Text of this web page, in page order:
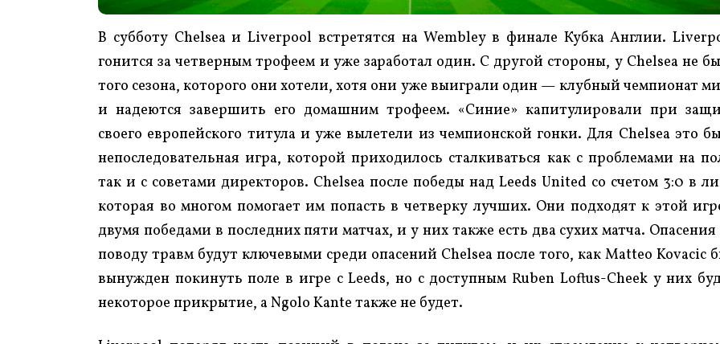
В субботу Chelsea и Liverpool встретятся на Wembley в финале Кубка Англии.
гонится за четверным трофеем и уже заработал один. С другой стороны, у Chelsea не
того сезона, которого они хотели, хотя они уже выиграли один — клубный чемпионат
и надеются завершить его домашним трофеем. «Синие» капитулировали при
своего европейского титула и уже вылетели из чемпионской гонки. Для Chelsea это
непоследовательная игра, которой приходилось сталкиваться как с проблемами на
так и с советами директоров. Chelsea после победы над Leeds United со счетом 3:0 в
которая во многом помогает им попасть в четверку лучших. Они подходят к этой
двумя победами в последних пяти матчах, и у них также есть два сухих матча.
поводу травм будут ключевыми среди опасений Chelsea после того, как Matteo Kovacic
вынужден покинуть поле в игре с Leeds, но с доступным Ruben Loftus-Cheek у них
некоторое прикрытие, а Ngolo Kante также не будет.